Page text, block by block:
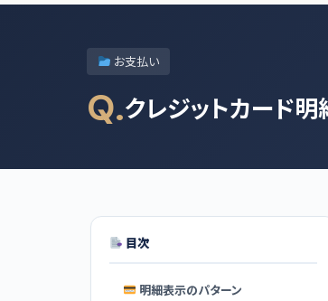
お支払い
Q.クレジットカード
目次
明細表示のパターン